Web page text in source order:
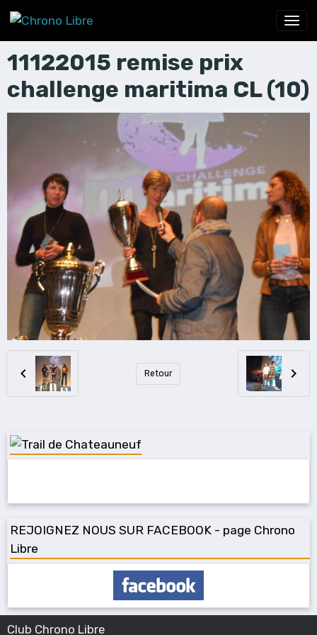
11122015 remise prix
challenge maritima CL (10)
Retour
REJOIGNEZ NOUS SUR FACEBOOK - page Chrono
Libre
Club Chrono Libre